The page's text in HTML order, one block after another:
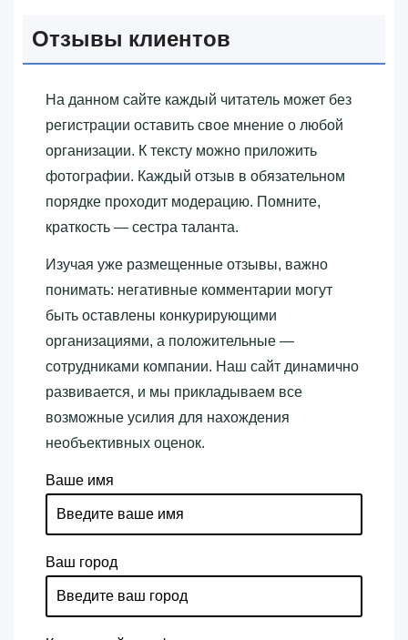
Отзывы клиентов
На данном сайте каждый читатель может без
регистрации оставить свое мнение о любой
организации. К тексту можно приложить
фотографии. Каждый отзыв в обязательном
порядке проходит модерацию. Помните,
краткость — сестра таланта.
Изучая уже размещенные отзывы, важно
понимать: негативные комментарии могут
быть оставлены конкурирующими
организациями, а положительные —
сотрудниками компании. Наш сайт динамично
развивается, и мы прикладываем все
возможные усилия для нахождения
необъективных оценок.
Ваше имя
Ваш город